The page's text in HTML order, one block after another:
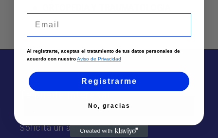
Te puede interesar
Solicita un asesor
Al registrarte, aceptas el tratamiento de tus datos personales de
acuerdo con nuestroAviso de Privacidad
Registrarme
No, gracias